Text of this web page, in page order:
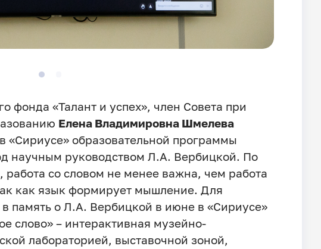
фонда «Талант и успех», член Совета при
Елена Владимировна Шмелева
«Сириусе» образовательной программы
научным руководством Л.А. Вербицкой. По
со словом не менее важна, чем работа
как язык формирует мышление. Для
в память о Л.А. Вербицкой в июне в «Сириусе»
слово» – интерактивная музейно-
лабораторией, выставочной зоной,